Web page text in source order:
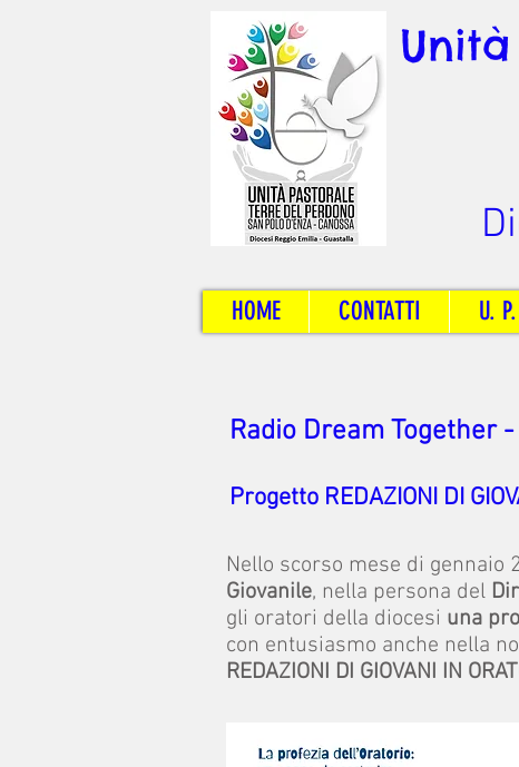
HOME CONTATTI U.
Radio Dream Together
Progetto REDAZIONI DI
Nello scorso mese di gennaio
Giovanile, nella persona del
gli oratori della diocesi una
con entusiasmo anche nella
REDAZIONI DI GIOVANI IN